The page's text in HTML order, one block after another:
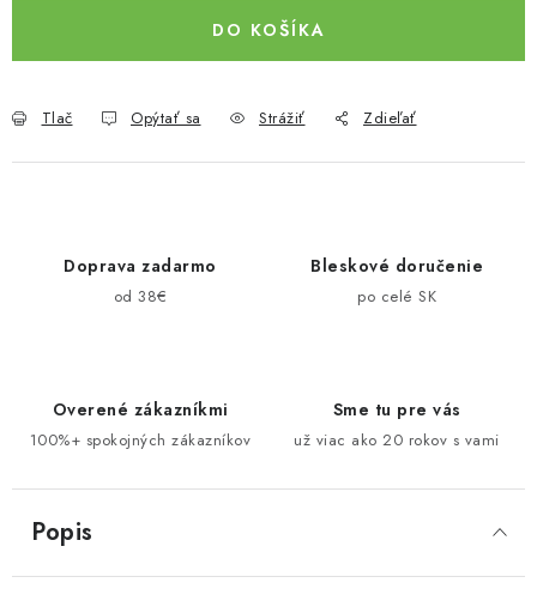
DO KOŠÍKA
Tlač Opýtať sa Strážiť Zdieľať
Doprava zadarmo
od 38€
Bleskové doručenie
po celé SK
Overené zákazníkmi
100%+ spokojných zákazníkov
Sme tu pre vás
už viac ako 20 rokov s vami
Popis